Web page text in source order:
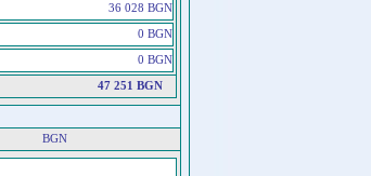
36 028 BGN
0 BGN
0 BGN
47 251 BGN
BGN